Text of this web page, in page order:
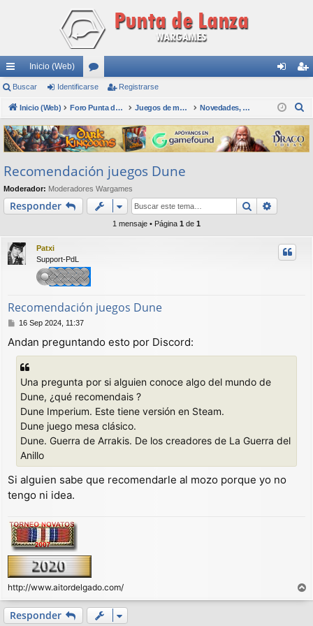
nl
ac
es
rá
pi
do
s
Inicio (Web)
or
os nti
fic
ar
ist
ra
rs
Buscar Identificarse Registrarse
Inicio (Web) Foro Punta de Lanza Wargames Juegos de mesa físicos y digitales Novedades, Wargames y Juegos en general, Dudas
s
c
Recomendación juegos Dune
Moderador: Moderadores Wargames
Responder Buscar
1 mensaje • Página 1 de 1
Patxi
Support-PdL
Recomendación juegos Dune
M
n
s
16 Sep 2024, 11:37
Andan preguntando esto por Discord:
Una pregunta por si alguien conoce algo del mundo de
Dune, ¿qué recomendais ?
Dune Imperium. Este tiene versión en Steam.
Dune juego mesa clásico.
Dune. Guerra de Arrakis. De los creadores de La Guerra del
Anillo
Si alguien sabe que recomendarle al mozo porque yo no
tengo ni idea.
http://www.aitordelgado.com/
r
Responder